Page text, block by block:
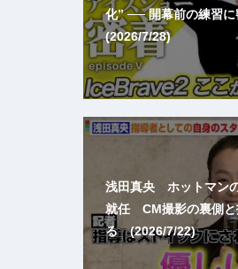
化” ── 開幕前の練習
(2026/7/28)
浅田真央 ホットマン
就任 CM撮影の裏側と
る (2026/7/22)